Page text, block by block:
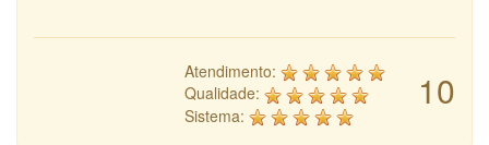
10
Atendimento:
Qualidade:
Sistema: